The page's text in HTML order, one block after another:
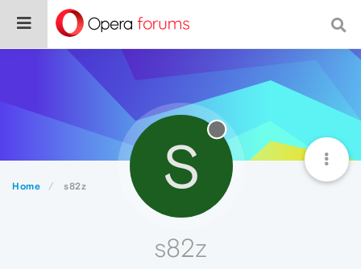
Home s82z S
s82z